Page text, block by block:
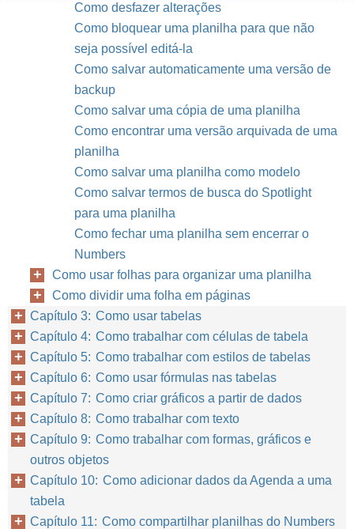
Como desfazer alterações
Como bloquear uma planilha para que não
seja possível editá-la
Como salvar automaticamente uma versão de
backup
Como salvar uma cópia de uma planilha
Como encontrar uma versão arquivada de uma
planilha
Como salvar uma planilha como modelo
Como salvar termos de busca do Spotlight
para uma planilha
Como fechar uma planilha sem encerrar o
Numbers
Como usar folhas para organizar uma planilha
Como dividir uma folha em páginas
Capítulo 3: Como usar tabelas
Capítulo 4: Como trabalhar com células de tabela
Capítulo 5: Como trabalhar com estilos de tabelas
Capítulo 6: Como usar fórmulas nas tabelas
Capítulo 7: Como criar gráficos a partir de dados
Capítulo 8: Como trabalhar com texto
Capítulo 9: Como trabalhar com formas, gráficos e
outros objetos
Capítulo 10: Como adicionar dados da Agenda a uma
tabela
Capítulo 11: Como compartilhar planilhas do Numbers